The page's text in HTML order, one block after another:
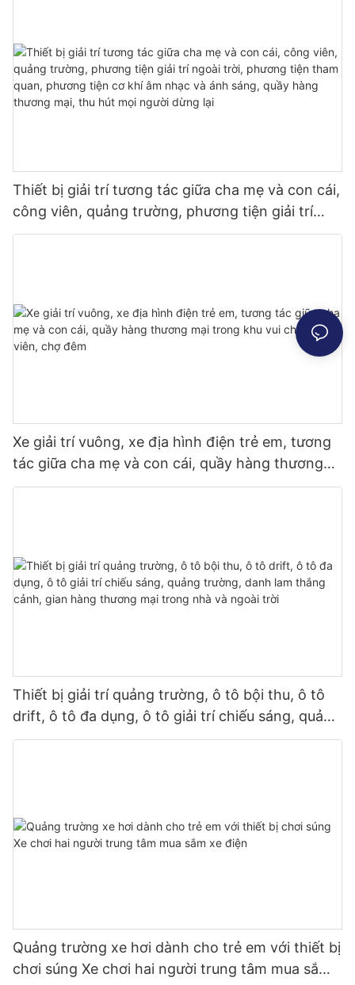
Thiết bị giải trí tương tác giữa cha mẹ và con cái,
công viên, quảng trường, phương tiện giải trí
ngoài trời, phương tiện tham quan, phương tiện
Xe giải trí vuông, xe địa hình điện trẻ em, tương
tác giữa cha mẹ và con cái, quầy hàng thương
mại trong khu vui chơi, công viên, chợ đêm
Thiết bị giải trí quảng trường, ô tô bội thu, ô tô
drift, ô tô đa dụng, ô tô giải trí chiếu sáng, quảng
trường, danh lam thắng cảnh, gian hàng thương
Quảng trường xe hơi dành cho trẻ em với thiết bị
chơi súng Xe chơi hai người trung tâm mua sắm